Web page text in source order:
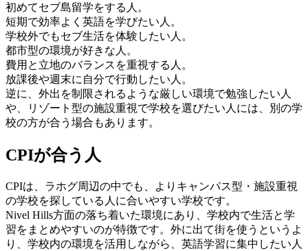
初めてセブ島留学をする人。
短期で効率よく英語を学びたい人。
学校外でもセブ生活を体験したい人。
都市型の環境が好きな人。
費用と立地のバランスを重視する人。
放課後や週末に自分で行動したい人。
逆に、外出を制限されるような厳しい環境で勉強したい人
や、リゾート型の施設重視で学校を選びたい人には、別の学
校の方が合う場合もあります。
CPIが合う人
CPIは、ラホグ周辺の中でも、よりキャンパス型・施設重視
の学校を探している人に合いやすい学校です。
Nivel Hills方面の落ち着いた環境にあり、学校内で生活と学
習をまとめやすいのが特徴です。外に出て街を使うというよ
り、学校内の環境を活用しながら、英語学習に集中したい人